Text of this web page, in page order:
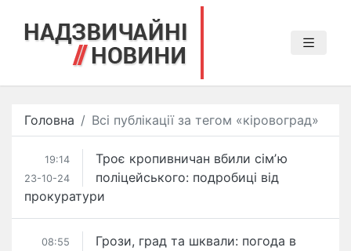
Головна Всі публікації за тегом «кіровоград»
19:14
23-10-24
Троє кропивничан вбили сімʼю
поліцейського: подробиці від
прокуратури
08:55
Грози, град та шквали: погода в